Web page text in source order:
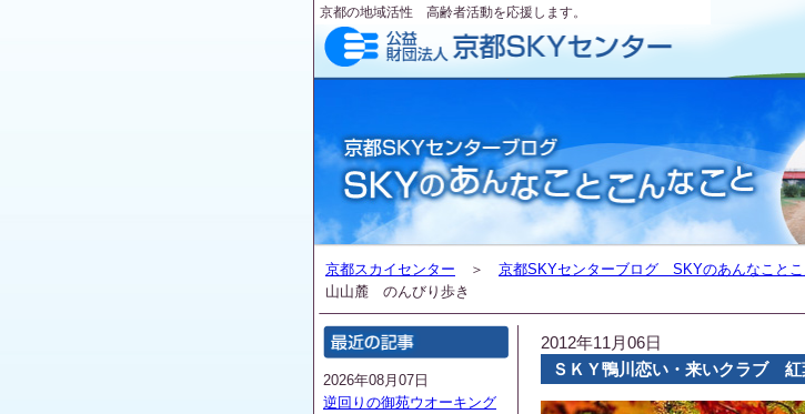
京都の地域活性 高齢者活動を応援します。
京都スカイセンター ＞ 京都SKYセンターブログ SKYのあんなことこ
山山麓 のんびり歩き
2026年08月07日
逆回りの御苑ウオーキング
2012年11月06日
ＳＫＹ鴨川恋い・来いクラブ